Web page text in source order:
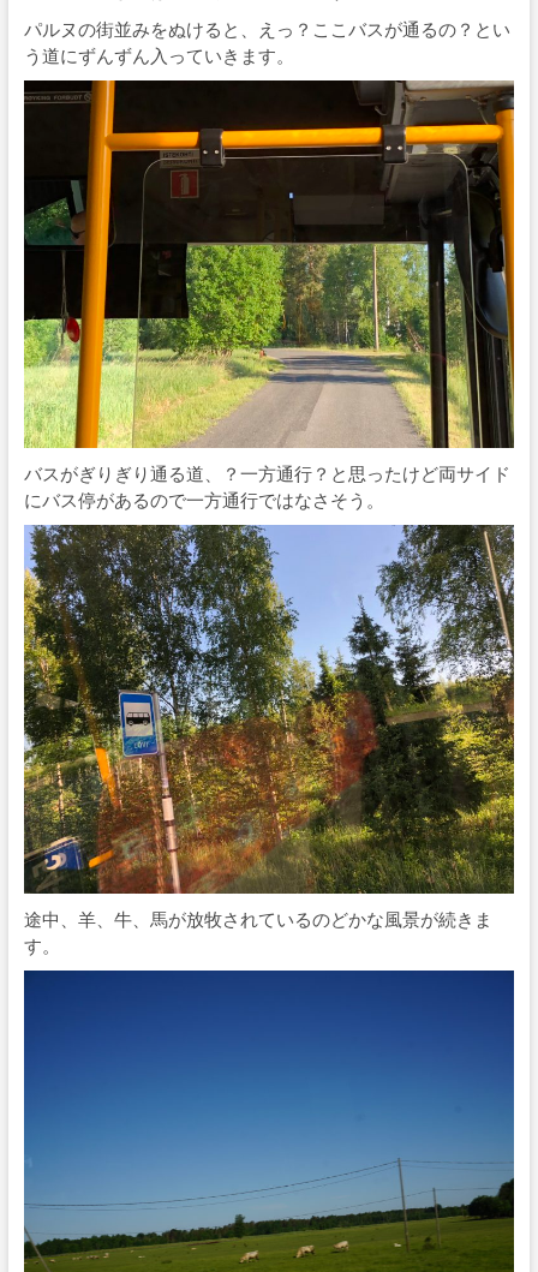
パルヌの街並みをぬけると、えっ？ここバスが通るの？とい
う道にずんずん入っていきます。
バスがぎりぎり通る道、？一方通行？と思ったけど両サイド
にバス停があるので一方通行ではなさそう。
途中、羊、牛、馬が放牧されているのどかな風景が続きま
す。